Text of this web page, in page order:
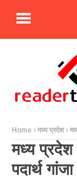
Home मध्य प्रदेश
मध्य प्रदेश
पदार्थ